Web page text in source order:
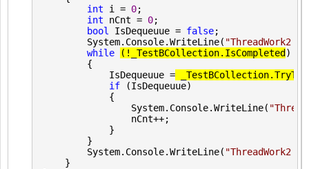
int i = 0;
int nCnt = 0;
bool
IsDequeuue = false;
        System.Console.WriteLine(
"ThreadWork2
while
(! _TestBCollection.IsCompleted )
        {
            IsDequeuue
= _TestBCollection.
if (IsDequeuue)
            {
                System.Console.WriteLine(
"
                nCnt
++;
            }
        }
        System.Console.WriteLine(
"ThreadWork2
    }